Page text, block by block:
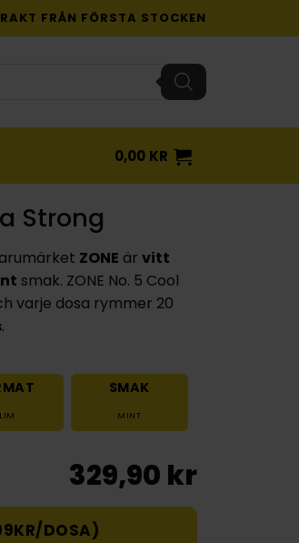
FRÅN FÖRSTA STOCKEN
0,00 KR
Strong
ZONE är vitt
smak. ZONE No. 5 Cool
varje dosa rymmer 20
.
SMAK
MINT
329,90 kr
DOSA)